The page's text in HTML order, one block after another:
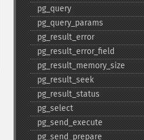
pg_​query
pg_​query_​params
pg_​result_​error
pg_​result_​error_​field
pg_​result_​memory_​size
pg_​result_​seek
pg_​result_​status
pg_​select
pg_​send_​execute
pg_​send_​prepare